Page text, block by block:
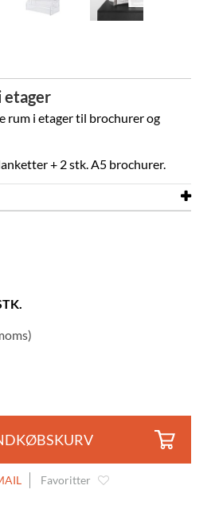
etager
rum i etager til brochurer og
+ 2 stk. A5 brochurer.
akryl, PMMA
Favoritter